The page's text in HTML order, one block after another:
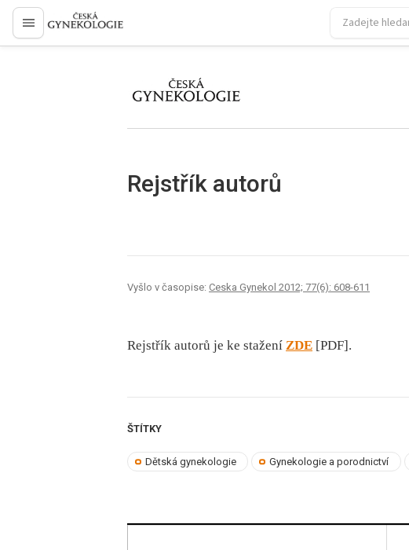
proLékaře.cz
proLékaře.cz
Rejstřík autorů
Vyšlo v časopise: Ceska Gynekol 2012; 77(6): 608-611
Rejstřík autorů je ke stažení ZDE [PDF].
ŠTÍTKY
Dětská gynekologie Gynekologie a porodnictví